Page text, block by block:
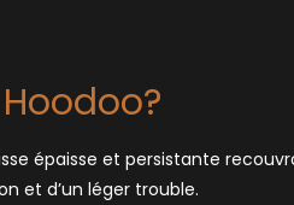
épaisse et persistante
et d’un léger trouble.